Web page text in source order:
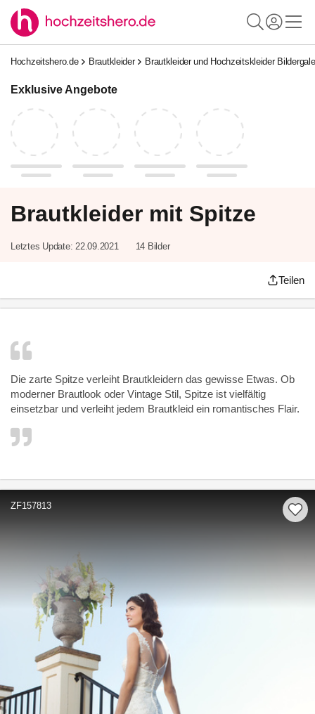
Hochzeitshero.de Brautkleider Brautkleider und Hochzeitskleider
Exklusive Angebote
Brautkleider mit Spitze
Letztes Update: 22.09.2021 14 Bilder
Teilen
Die zarte Spitze verleiht Brautkleidern das gewisse Etwas. Ob
moderner Brautlook oder Vintage Stil, Spitze ist vielfältig
einsetzbar und verleiht jedem Brautkleid ein romantisches Flair.
ZF157813